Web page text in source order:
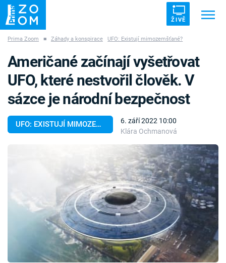
ŽIVĚ
ZÁHADY VETŘELCI DÁVNOVĚKU
Témata
TV Program
Sledujte prima+
Prima Zoom ■ Záhady a konspirace UFO: Existují mimozemšťané?
UFO: EXISTUJÍ MIMOZEMŠŤANÉ?
6. září 2022 10:00
Klára Ochmanová
Američané začínají vyšetřovat
UFO, které nestvořil člověk. V
sázce je národní bezpečnost